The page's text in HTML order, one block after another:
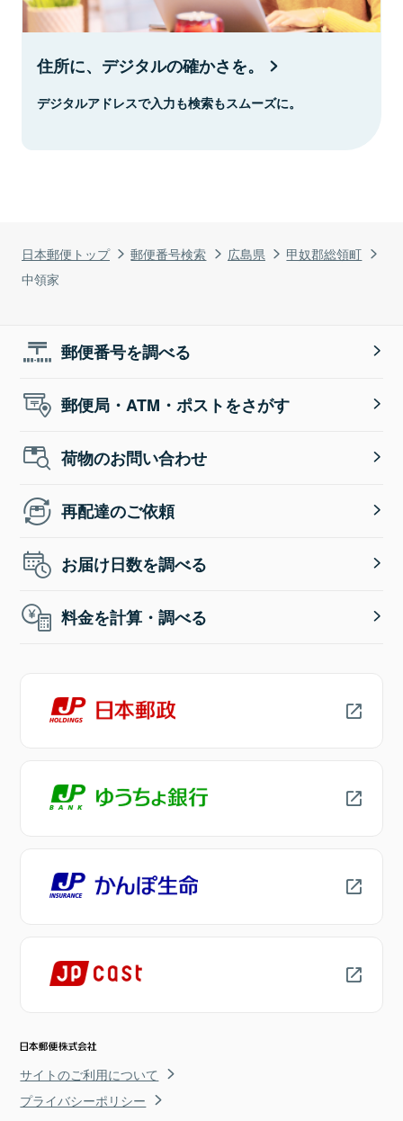
日本郵便トップ 郵便番号検索 広島県
甲奴郡総領町
中領家
住所に、デジタルの確かさを。
デジタルアドレスで入力も検索もスムーズに。
郵便番号を調べる
郵便局・ATM・ポストをさがす
荷物のお問い合わせ
再配達のご依頼
お届け日数を調べる
料金を計算・調べる
サイトのご利用について
プライバシーポリシー